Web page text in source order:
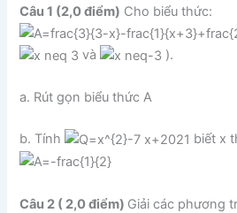
Câu 1 (2,0 điểm) Cho biểu thức:
và
).
a. Rút gọn biểu thức A
b. Tính biết x
Câu 2 ( 2,0 điểm) Giải các phương